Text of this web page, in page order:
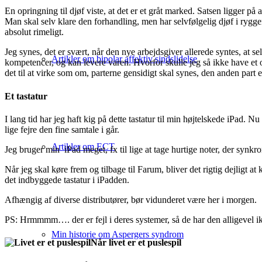
Artikler om bipolar affektiv sindslidelse
Artikler om ECT
Min historie om Aspergers syndrom
En opringning til djøf viste, at det er et gråt marked. Satsen ligger
Man skal selv klare den forhandling, men har selvfølgelig djøf i
absolut rimeligt.
Jeg synes, det er svært, når den nye arbejdsgiver allerede syntes, at
kompetencer, og kan levere varen. Hvorfor skulle jeg så ikke have
det til at virke som om, parterne gensidigt skal synes, den anden
Et tastatur
I lang tid har jeg haft kig på dette tastatur til min højtelskede iPad.
lige fejre den fine samtale i går.
Jeg bruger min iPad meget, fx til lige at tage hurtige noter, der
Når jeg skal køre frem og tilbage til Farum, bliver det rigtig dejligt at
det indbyggede tastatur i iPadden.
Afhængig af diverse distributører, bør vidunderet være her i morgen.
PS: Hrmmmm…. der er fejl i deres systemer, så de har den alligevel
Når livet er et puslespil